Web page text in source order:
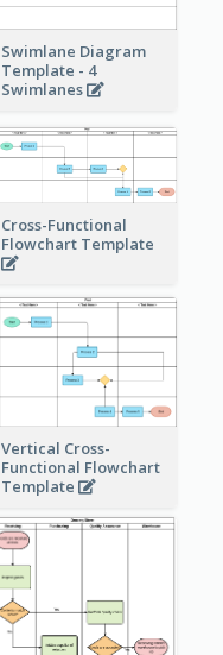
Swimlane Diagram
Template - 4
Swimlanes
Cross-Functional
Flowchart Template
Vertical Cross-
Functional Flowchart
Template